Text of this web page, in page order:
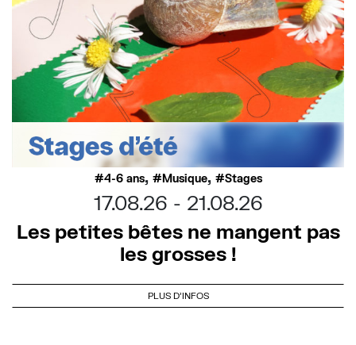
4-6 ans, Musique, Stages
17.08.26
21.08.26
Les petites bêtes ne mangent pas
les grosses !
PLUS D'INFOS